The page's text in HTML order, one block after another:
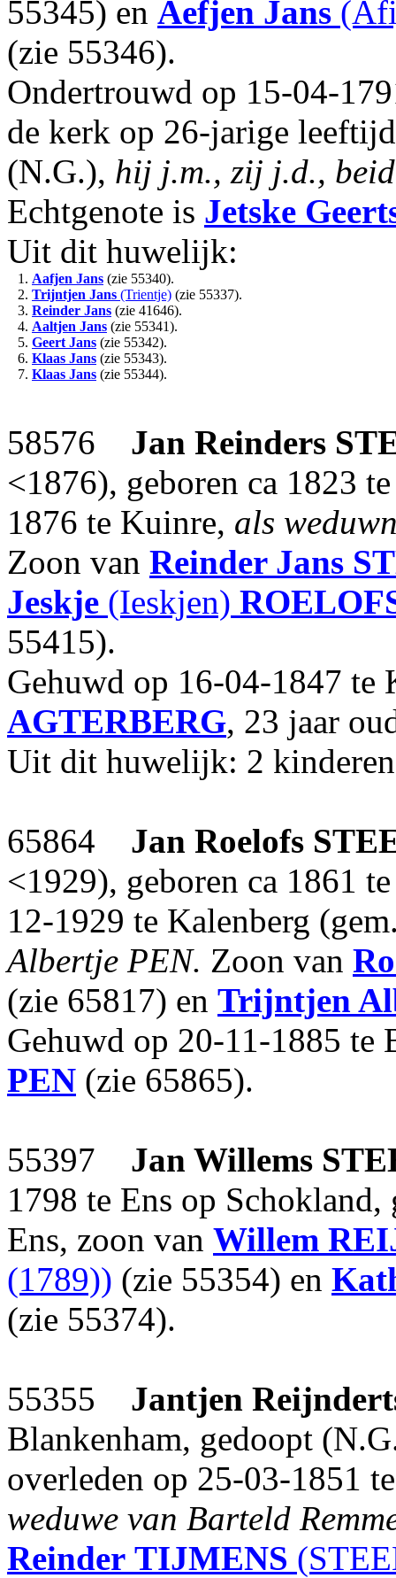
55345) en Aefjen Jans
(zie 55346).
Ondertrouwd op 15-04-
de kerk op 26-jarige
(N.G.), hij j.m., zij j.d.,
Echtgenote is Jetske
Uit dit huwelijk:
1. Aafjen Jans (zie 55340).
2. Trijntjen Jans (Trientje) (zie 55337).
3. Reinder Jans (zie 41646).
4. Aaltjen Jans (zie 55341).
5. Geert Jans (zie 55342).
6. Klaas Jans (zie 55343).
7. Klaas Jans (zie 55344).
58576 Jan Reinders
<1876), geboren ca 1823
1876 te Kuinre, als
Zoon van Reinder Jans
Jeskje (Ieskjen)
55415).
Gehuwd op 16-04-1847 te
AGTERBERG, 23 jaar
Uit dit huwelijk: 2
65864 Jan Roelofs
<1929), geboren ca 1861
12-1929 te Kalenberg
Albertje PEN. Zoon van
(zie 65817) en Trijntjen
Gehuwd op 20-11-1885 te
PEN (zie 65865).
55397 Jan Willems
1798 te Ens op
Ens, zoon van Willem
(1789)) (zie 55354) en
(zie 55374).
55355 Jantjen
Blankenham, gedoopt
overleden op 25-03-1851
weduwe van Barteld
Reinder TIJMENS